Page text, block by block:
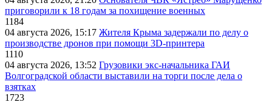
приговорили к 18 годам за похищение военных
1184
04 августа 2026, 15:17 Жителя Крыма задержали по делу о
производстве дронов при помощи 3D‑принтера
1110
04 августа 2026, 13:52 Грузовики экс-начальника ГАИ
Волгоградской области выставили на торги после дела о
взятках
1723